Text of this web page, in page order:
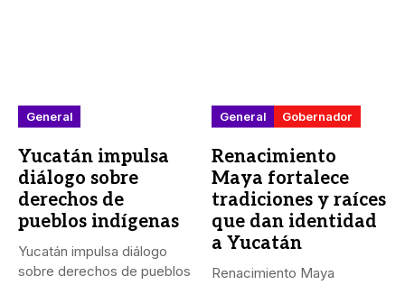
General
Yucatán impulsa
diálogo sobre
derechos de
pueblos indígenas
Yucatán impulsa diálogo
sobre derechos de pueblos
General Gobernador
Renacimiento
Maya fortalece
tradiciones y raíces
que dan identidad
a Yucatán
Renacimiento Maya